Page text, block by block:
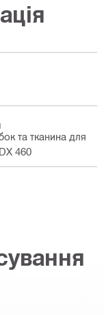
та тканина для
460